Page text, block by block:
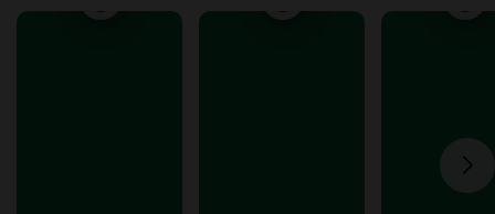
Audio.Debate en el Senado y protesta
Manifestación en Rosario contra
la ley de Propiedad Privada debatida en